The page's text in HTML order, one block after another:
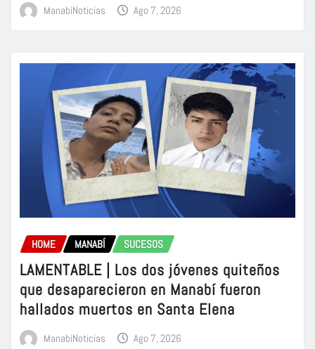
ManabiNoticias Ago 7, 2026
HOME MANABÍ SUCESOS
LAMENTABLE | Los dos jóvenes quiteños
que desaparecieron en Manabí fueron
hallados muertos en Santa Elena
ManabiNoticias Ago 7, 2026